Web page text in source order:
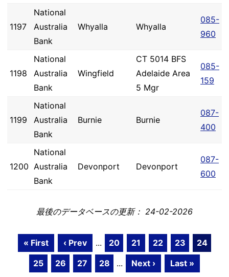
1197
National
Australia
Bank
Whyalla Whyalla
085-
960
1198
National
Australia
Bank
Wingfield
CT 5014 BFS
Adelaide Area
5 Mgr
085-
159
1199
National
Australia
Bank
Burnie Burnie
087-
400
1200
National
Australia
Bank
Devonport Devonport
087-
600
最後のデータベースの更新： 24-02-2026
« First ‹ Prev ... 20 21 22 23
24
25
26 27 28 ... Next › Last »